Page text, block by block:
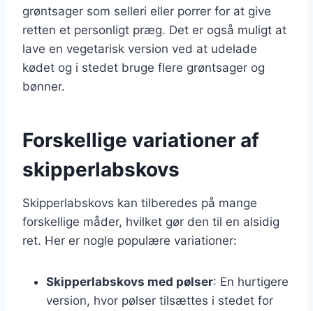
grøntsager som selleri eller porrer for at give
retten et personligt præg. Det er også muligt at
lave en vegetarisk version ved at udelade
kødet og i stedet bruge flere grøntsager og
bønner.
Forskellige variationer af
skipperlabskovs
Skipperlabskovs kan tilberedes på mange
forskellige måder, hvilket gør den til en alsidig
ret. Her er nogle populære variationer:
Skipperlabskovs med pølser: En hurtigere
version, hvor pølser tilsættes i stedet for